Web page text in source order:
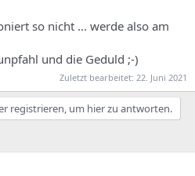
so nicht ... werde also am
und die Geduld ;-)
Zuletzt bearbeitet: 22. Juni 2021
registrieren, um hier zu antworten.